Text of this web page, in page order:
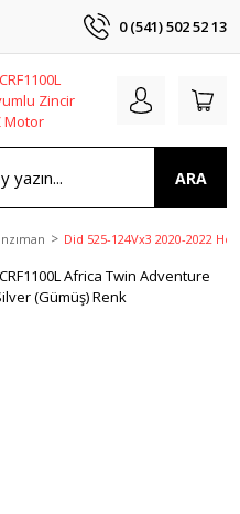
0 (541) 502 52 13
ARA
Did 525-124Vx3 2020-2022